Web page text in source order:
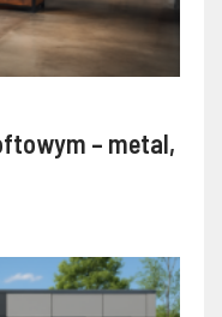
– metal,